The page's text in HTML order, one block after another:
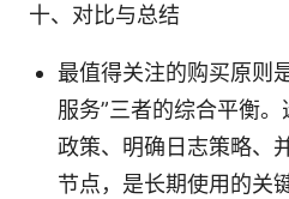
十、对比与总结
最值得关注的购买原则
服务”三者的综合平衡
政策、明确日志策略、
节点，是长期使用的关键